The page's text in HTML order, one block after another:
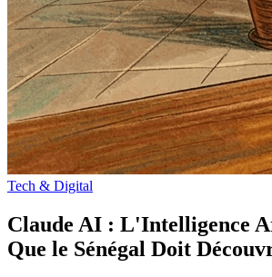
Tech & Digital
Claude AI : L'Intelligence
Que le Sénégal Doit